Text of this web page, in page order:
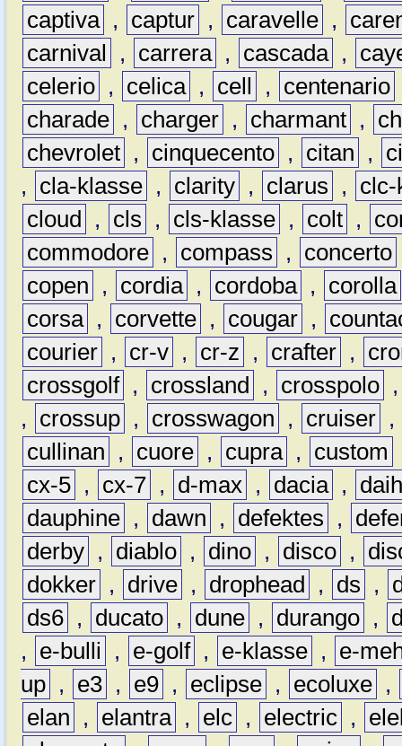
captiva , captur , caravelle ,
carnival
, carrera , cascada ,
celerio , celica , cell , centenario
charade , charger , charmant ,
chevrolet , cinquecento , citan ,
,
cla-klasse , clarity , clarus ,
clc-
cloud
, cls , cls-klasse , colt ,
commodore , compass , concerto
copen
, cordia , cordoba ,
corolla
corsa , corvette , cougar ,
courier , cr-v , cr-z , crafter ,
crossgolf , crossland , crosspolo
,
crossup , crosswagon , cruiser ,
cullinan
, cuore , cupra , custom
cx-5 , cx-7 , d-max , dacia ,
dauphine , dawn , defektes ,
derby , diablo , dino , disco ,
dokker , drive , drophead , ds ,
ds6 , ducato , dune , durango ,
,
e-bulli , e-golf , e-klasse ,
e-
up , e3 , e9 , eclipse , ecoluxe ,
elan
, elantra , elc , electric ,